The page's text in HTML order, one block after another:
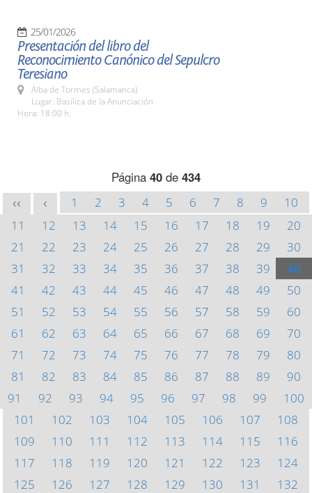
25/01/2026
Presentación del libro del
Reconocimiento Canónico del Sepulcro
Teresiano
Alba de Tormes (Salamanca)
Lugar: Basílica de la Anunciación
Hora: 18:00 h.
Página 40 de 434
<< < 1 2 3 4 5 6 7 8 9
10
11
12 13 14 15 16 17 18 19
20
21
22 23 24 25 26 27 28 29
30
31
32 33 34 35 36 37 38 39
40
41
42 43 44 45 46 47 48 49
50
51
52 53 54 55 56 57 58 59
60
61
62 63 64 65 66 67 68 69
70
71
72 73 74 75 76 77 78 79
80
81
82 83 84 85 86 87 88 89
90
91
92 93 94 95 96 97 98 99
100
101
102 103 104 105 106 107
108
109
110 111 112 113 114 115
116
117
118 119 120 121 122 123
124
125
126 127 128 129 130 131
132